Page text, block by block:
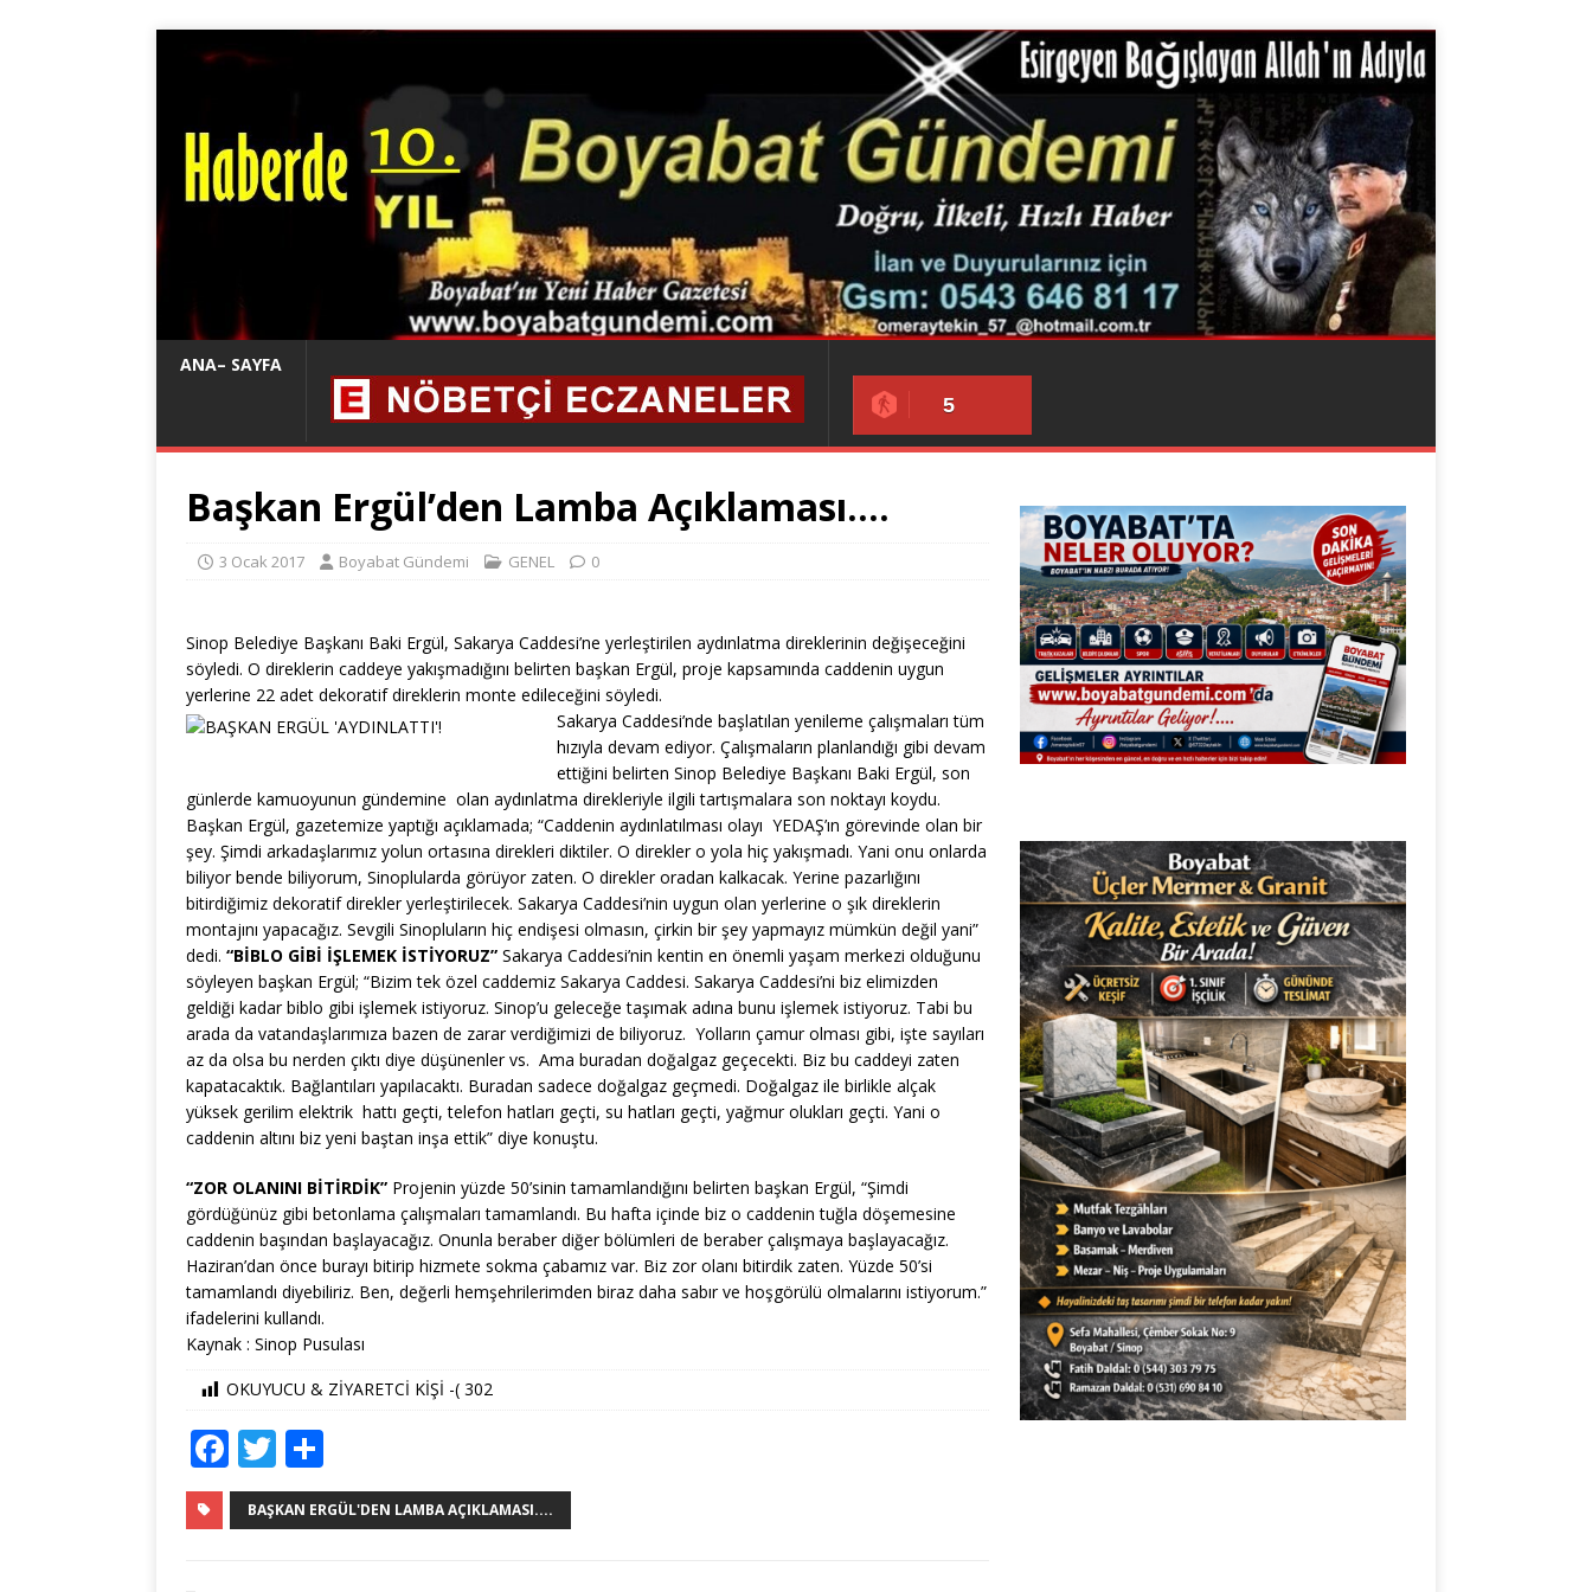
ANA– SAYFA
5
Başkan Ergül’den Lamba Açıklaması….
3 Ocak 2017 Boyabat Gündemi GENEL 0
Sinop Belediye Başkanı Baki Ergül, Sakarya Caddesi’ne yerleştirilen aydınlatma direklerinin değişeceğini
söyledi. O direklerin caddeye yakışmadığını belirten başkan Ergül, proje kapsamında caddenin uygun
yerlerine 22 adet dekoratif direklerin monte edileceğini söyledi.
Sakarya Caddesi’nde başlatılan yenileme çalışmaları tüm
hızıyla devam ediyor. Çalışmaların planlandığı gibi devam
ettiğini belirten Sinop Belediye Başkanı Baki Ergül, son
günlerde kamuoyunun gündemine olan aydınlatma direkleriyle ilgili tartışmalara son noktayı koydu.
Başkan Ergül, gazetemize yaptığı açıklamada; “Caddenin aydınlatılması olayı YEDAŞ’ın görevinde olan bir
şey. Şimdi arkadaşlarımız yolun ortasına direkleri diktiler. O direkler o yola hiç yakışmadı. Yani onu onlarda
biliyor bende biliyorum, Sinoplularda görüyor zaten. O direkler oradan kalkacak. Yerine pazarlığını
bitirdiğimiz dekoratif direkler yerleştirilecek. Sakarya Caddesi’nin uygun olan yerlerine o şık direklerin
montajını yapacağız. Sevgili Sinopluların hiç endişesi olmasın, çirkin bir şey yapmayız mümkün değil yani”
dedi. “BİBLO GİBİ İŞLEMEK İSTİYORUZ” Sakarya Caddesi’nin kentin en önemli yaşam merkezi olduğunu
söyleyen başkan Ergül; “Bizim tek özel caddemiz Sakarya Caddesi. Sakarya Caddesi’ni biz elimizden
geldiği kadar biblo gibi işlemek istiyoruz. Sinop’u geleceğe taşımak adına bunu işlemek istiyoruz. Tabi bu
arada da vatandaşlarımıza bazen de zarar verdiğimizi de biliyoruz. Yolların çamur olması gibi, işte sayıları
az da olsa bu nerden çıktı diye düşünenler vs. Ama buradan doğalgaz geçecekti. Biz bu caddeyi zaten
kapatacaktık. Bağlantıları yapılacaktı. Buradan sadece doğalgaz geçmedi. Doğalgaz ile birlikle alçak
yüksek gerilim elektrik hattı geçti, telefon hatları geçti, su hatları geçti, yağmur olukları geçti. Yani o
caddenin altını biz yeni baştan inşa ettik” diye konuştu.
“ZOR OLANINI BİTİRDİK” Projenin yüzde 50’sinin tamamlandığını belirten başkan Ergül, “Şimdi
gördüğünüz gibi betonlama çalışmaları tamamlandı. Bu hafta içinde biz o caddenin tuğla döşemesine
caddenin başından başlayacağız. Onunla beraber diğer bölümleri de beraber çalışmaya başlayacağız.
Haziran’dan önce burayı bitirip hizmete sokma çabamız var. Biz zor olanı bitirdik zaten. Yüzde 50’si
tamamlandı diyebiliriz. Ben, değerli hemşehrilerimden biraz daha sabır ve hoşgörülü olmalarını istiyorum.”
ifadelerini kullandı.
Kaynak : Sinop Pusulası
OKUYUCU & ZİYARETCİ KİŞİ -( 302
F
a
c
T
w
it
h
ar
BAŞKAN ERGÜL'DEN LAMBA AÇIKLAMASI....